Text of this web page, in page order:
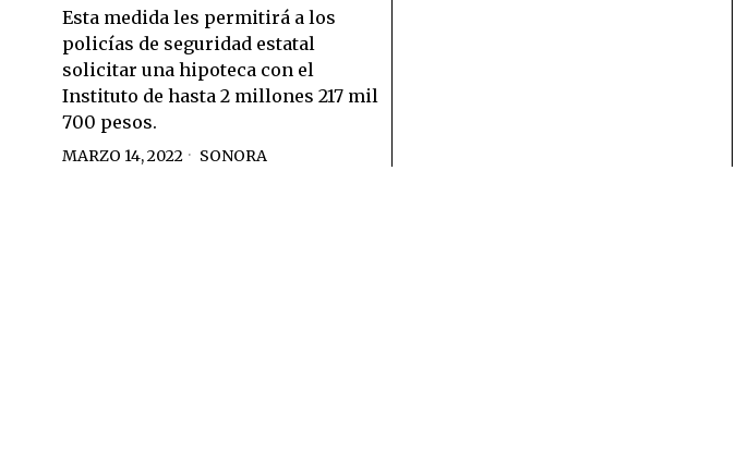
Esta medida les permitirá a los
policías de seguridad estatal
solicitar una hipoteca con el
Instituto de hasta 2 millones 217 mil
700 pesos.
MARZO 14, 2022 SONORA